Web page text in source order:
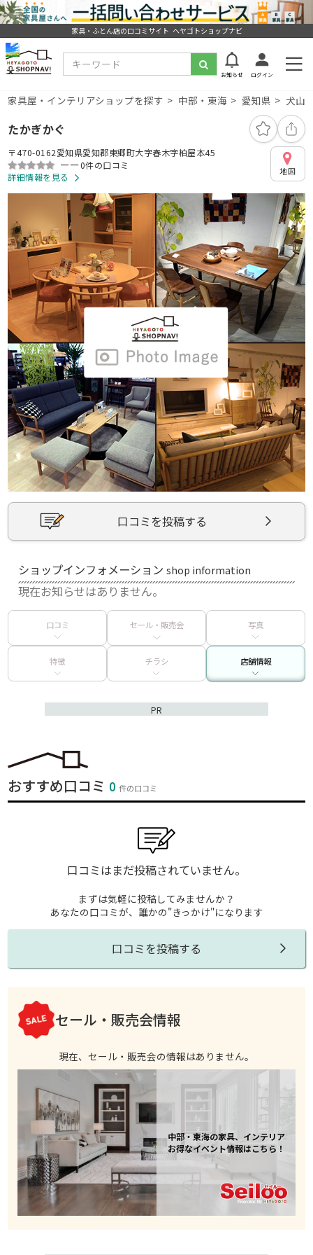
家具・ふとん店の口コミサイト ヘヤゴトショップナビ
お知らせ ログイン
家具屋・インテリアショップを探す 中部・東海 愛知県 犬山
たかぎかぐ
〒470-0162愛知県愛知郡東郷町大字春木字柏屋本45
ーー0件の口コミ
詳細情報を見る
地図
口コミを投稿する
ショップインフォメーションshop information
現在お知らせはありません。
口コミ セール・販売会 写真
特徴 チラシ 店舗情報
PR
おすすめ口コミ 0件の口コミ
口コミはまだ投稿されていません。
まずは気軽に投稿してみませんか？
あなたの口コミが、誰かの"きっかけ"になります
口コミを投稿する
セール・販売会情報
現在、セール・販売会の情報はありません。
中部・東海の家具、インテリア
お得なイベント情報はこちら！